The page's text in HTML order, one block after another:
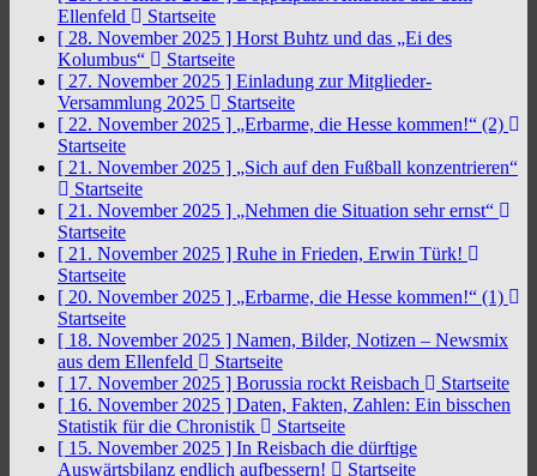
Ellenfeld
Startseite
[ 28. November 2025 ] Horst Buhtz und das „Ei des
Kolumbus“
Startseite
[ 27. November 2025 ] Einladung zur Mitglieder-
Versammlung 2025
Startseite
[ 22. November 2025 ] „Erbarme, die Hesse kommen!“ (2)
Startseite
[ 21. November 2025 ] „Sich auf den Fußball konzentrieren“
Startseite
[ 21. November 2025 ] „Nehmen die Situation sehr ernst“
Startseite
[ 21. November 2025 ] Ruhe in Frieden, Erwin Türk!
Startseite
[ 20. November 2025 ] „Erbarme, die Hesse kommen!“ (1)
Startseite
[ 18. November 2025 ] Namen, Bilder, Notizen – Newsmix
aus dem Ellenfeld
Startseite
[ 17. November 2025 ] Borussia rockt Reisbach
Startseite
[ 16. November 2025 ] Daten, Fakten, Zahlen: Ein bisschen
Statistik für die Chronistik
Startseite
[ 15. November 2025 ] In Reisbach die dürftige
Auswärtsbilanz endlich aufbessern!
Startseite